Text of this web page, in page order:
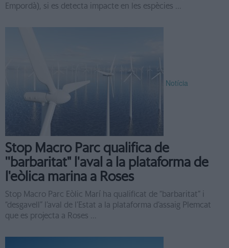
Empordà), si es detecta impacte en les espècies ...
Notícia
Stop Macro Parc qualifica de
''barbaritat" l'aval a la plataforma de
l'eòlica marina a Roses
Stop Macro Parc Eòlic Marí ha qualificat de “barbaritat” i
“desgavell” l’aval de l’Estat a la plataforma d’assaig Plemcat
que es projecta a Roses ...